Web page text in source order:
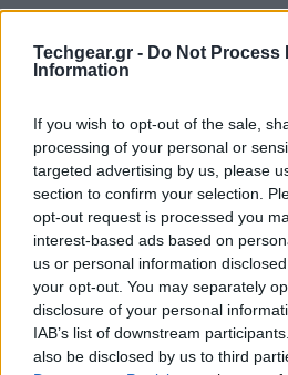
Techgear.gr - Do Not Process
Information
If you wish to opt-out of the sale,
processing of your personal or
targeted advertising by us, please
section to confirm your selection.
opt-out request is processed you
interest-based ads based on
us or personal information
your opt-out. You may separately
disclosure of your personal
IAB’s list of downstream
also be disclosed by us to third
Samsungπαρουσίασε τον
ένα νέο SoC κατασκευασμένο
πυρήνες Cortex-A15
είναι τουλάχιστον δύο φορές
Cortex-A9 του Exynos 4210!